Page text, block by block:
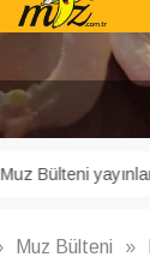
yayınlandı
Muz Bülteni »